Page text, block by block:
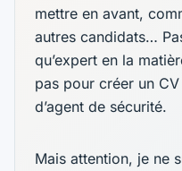
mettre en avant,
autres candidats…
qu’expert en la
pas pour créer un
d’agent de sécurité.
Mais attention, je ne